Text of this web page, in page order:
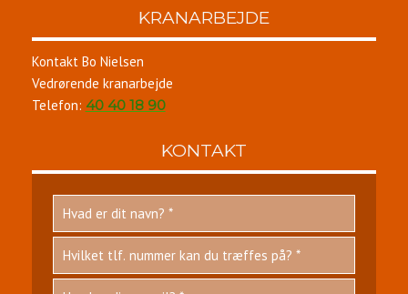
KRANARBEJDE
Kontakt Bo Nielsen
Vedrørende kranarbejde
Telefon: 40 40 18 90
KONTAKT